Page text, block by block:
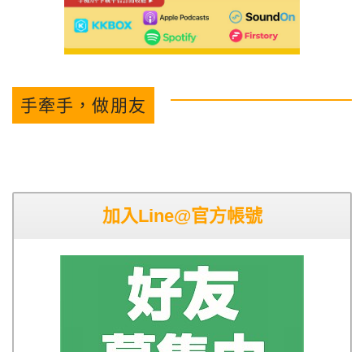
手牽手，做朋友
加入Line@官方帳號